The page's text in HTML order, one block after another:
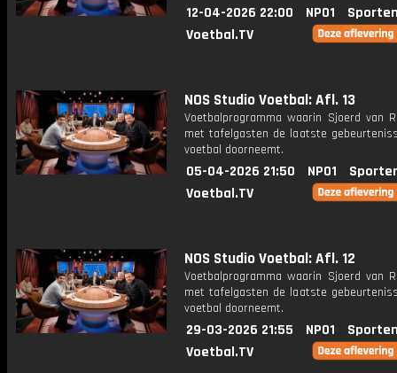
12-04-2026 22:00 NPO1
Voetbal.TV
NOS Studio Voetbal: Afl. 13
Voetbalprogramma waarin Sjoerd van
met tafelgasten de laatste
voetbal doorneemt.
05-04-2026 21:50 NPO1
Voetbal.TV
NOS Studio Voetbal: Afl. 12
Voetbalprogramma waarin Sjoerd van
met tafelgasten de laatste
voetbal doorneemt.
29-03-2026 21:55 NPO1
Voetbal.TV